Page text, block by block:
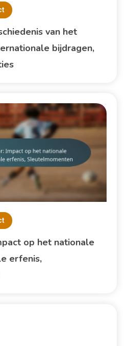
van het
bijdragen,
op het nationale
erfenis,